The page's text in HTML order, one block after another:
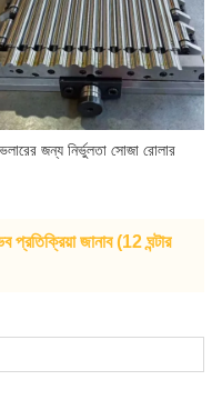
জন্য নির্ভুলতা সোজা রোলার
জানাব (12 ঘন্টার